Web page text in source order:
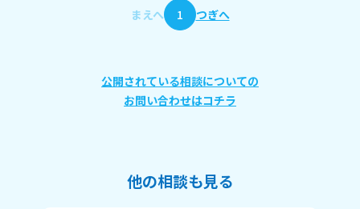
まえへ 1 つぎへ
公開されている相談についての
お問い合わせはコチラ
他の相談も見る